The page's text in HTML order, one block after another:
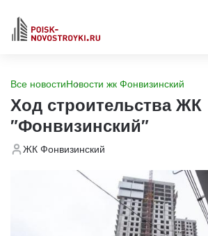
Все новостиНовости жк Фонвизинский
Ход строительства ЖК
"Фонвизинский"
ЖК Фонвизинский